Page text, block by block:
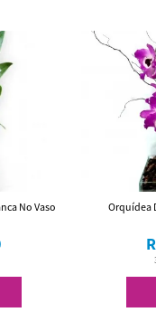
No Vaso Orquídea